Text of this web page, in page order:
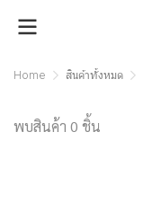
Home สินค้าทั้งหมด
พบสินค้า 0 ชิ้น